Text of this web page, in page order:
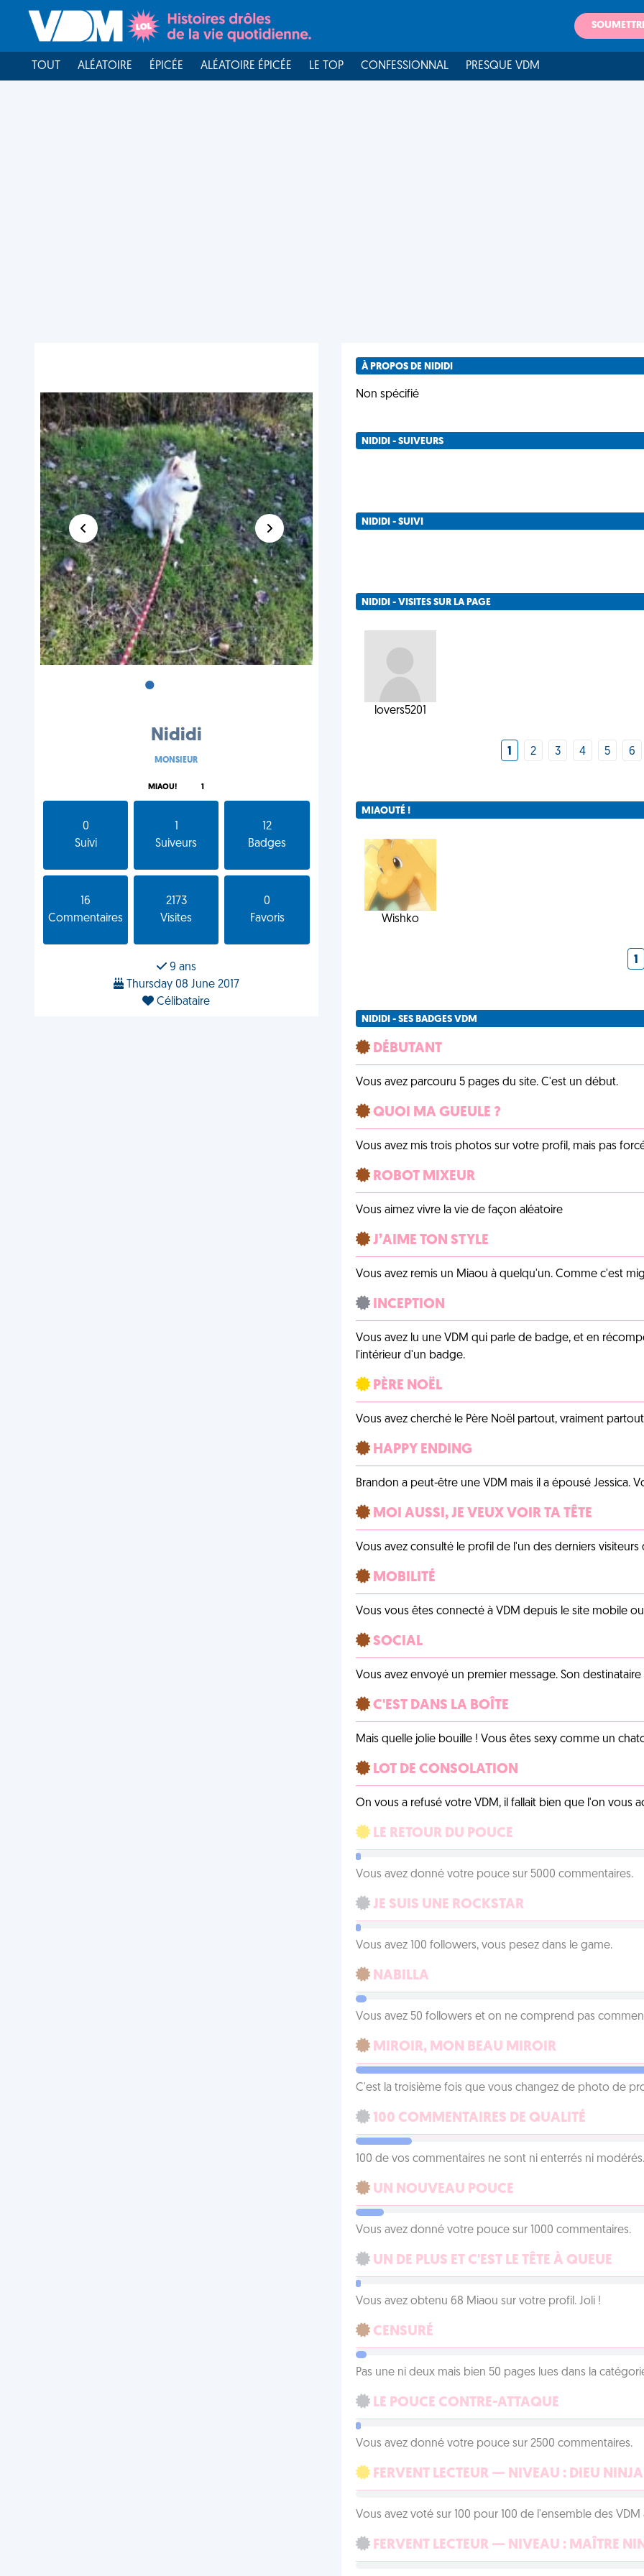
TOUT ALÉATOIRE ÉPICÉE ALÉATOIRE ÉPICÉE LE TOP CONFESSIONNAL PRESQUE VDM
•
Nididi
MONSIEUR
MIAOU! 1
0
Suivi
Suiveurs
12
Badges
16
Commentaires
2173
Visites
0
Favoris
9 ans
Thursday 08 June 2017
Célibataire
À PROPOS DE NIDIDI
Non spécifié
NIDIDI - SUIVEURS
NIDIDI - SUIVI
NIDIDI - VISITES SUR LA PAGE
lovers5201
1 2 3 4 5 6
MIAOUTÉ !
Wishko
1
NIDIDI - SES BADGES VDM
DÉBUTANT
Vous avez parcouru 5 pages du site. C'est un début.
QUOI MA GUEULE ?
Vous avez mis trois photos sur votre profil, mais pas
ROBOT MIXEUR
Vous aimez vivre la vie de façon aléatoire
J’AIME TON STYLE
Vous avez remis un Miaou à quelqu'un. Comme c'est
INCEPTION
Vous avez lu une VDM qui parle de badge, et en
l'intérieur d'un badge.
PÈRE NOËL
Vous avez cherché le Père Noël partout, vraiment
HAPPY ENDING
Brandon a peut-être une VDM mais il a épousé Jessica.
MOI AUSSI, JE VEUX VOIR TA TÊTE
Vous avez consulté le profil de l'un des derniers
MOBILITÉ
Vous vous êtes connecté à VDM depuis le site mobile
SOCIAL
Vous avez envoyé un premier message. Son
C'EST DANS LA BOÎTE
Mais quelle jolie bouille ! Vous êtes sexy comme un
LOT DE CONSOLATION
On vous a refusé votre VDM, il fallait bien que l'on vous
LE RETOUR DU POUCE
Vous avez donné votre pouce sur 5000 commentaires.
JE SUIS UNE ROCKSTAR
Vous avez 100 followers, vous pesez dans le game.
NABILLA
Vous avez 50 followers et on ne comprend pas
MIROIR, MON BEAU MIROIR
C'est la troisième fois que vous changez de photo de
100 COMMENTAIRES DE QUALITÉ
100 de vos commentaires ne sont ni enterrés ni
UN NOUVEAU POUCE
Vous avez donné votre pouce sur 1000 commentaires.
UN DE PLUS ET C'EST LE TÊTE À QUEUE
Vous avez obtenu 68 Miaou sur votre profil. Joli !
CENSURÉ
Pas une ni deux mais bien 50 pages lues dans la
LE POUCE CONTRE-ATTAQUE
Vous avez donné votre pouce sur 2500 commentaires.
FERVENT LECTEUR — NIVEAU : DIEU NINJA
Vous avez voté sur 100 pour 100 de l'ensemble des VDM
FERVENT LECTEUR — NIVEAU : MAÎTRE